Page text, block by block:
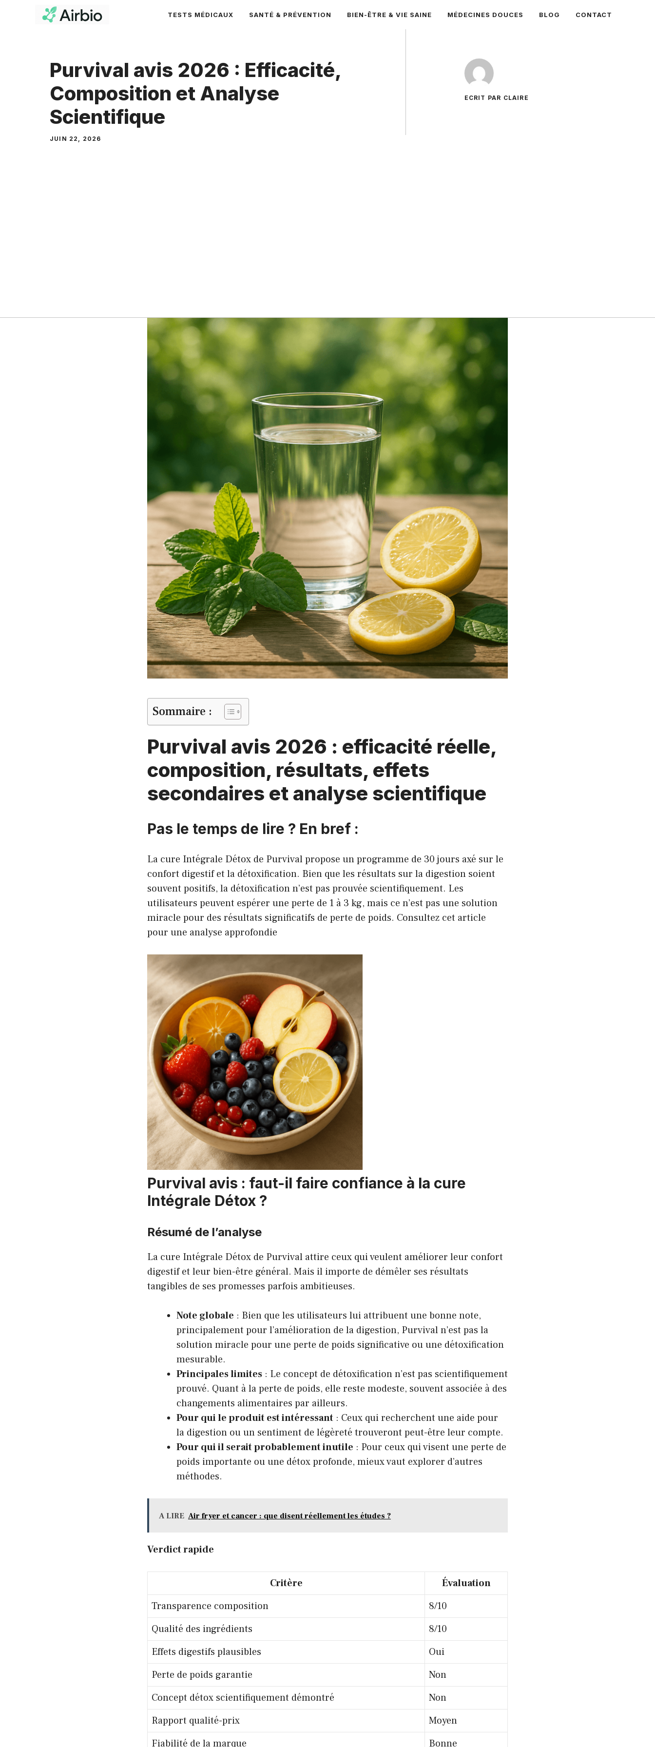
TESTS MÉDICAUX SANTÉ & PRÉVENTION BIEN-ÊTRE & VIE SAINE MÉDECINES DOUCES BLOG CONTACT
Purvival avis 2026 : Efficacité,
Composition et Analyse
Scientifique
JUIN 22, 2026
ECRIT PAR CLAIRE
Sommaire :
Purvival avis 2026 : efficacité réelle,
composition, résultats, effets
secondaires et analyse scientifique
Pas le temps de lire ? En bref :
La cure Intégrale Détox de Purvival propose un programme de 30 jours axé sur le
confort digestif et la détoxification. Bien que les résultats sur la digestion soient
souvent positifs, la détoxification n’est pas prouvée scientifiquement. Les
utilisateurs peuvent espérer une perte de 1 à 3 kg, mais ce n’est pas une solution
miracle pour des résultats significatifs de perte de poids. Consultez cet article
pour une analyse approfondie
Purvival avis : faut-il faire confiance à la cure
Intégrale Détox ?
Résumé de l’analyse
La cure Intégrale Détox de Purvival attire ceux qui veulent améliorer leur confort
digestif et leur bien-être général. Mais il importe de démêler ses résultats
tangibles de ses promesses parfois ambitieuses.
Note globale : Bien que les utilisateurs lui attribuent une bonne note,
principalement pour l’amélioration de la digestion, Purvival n’est pas la
solution miracle pour une perte de poids significative ou une détoxification
mesurable.
Principales limites : Le concept de détoxification n’est pas scientifiquement
prouvé. Quant à la perte de poids, elle reste modeste, souvent associée à des
changements alimentaires par ailleurs.
Pour qui le produit est intéressant : Ceux qui recherchent une aide pour
la digestion ou un sentiment de légèreté trouveront peut-être leur compte.
Pour qui il serait probablement inutile : Pour ceux qui visent une perte de
poids importante ou une détox profonde, mieux vaut explorer d’autres
méthodes.
A LIRE Air fryer et cancer : que disent réellement les études ?
Verdict rapide
Critère
Évaluation
Transparence composition
8/10
Qualité des ingrédients
8/10
Effets digestifs plausibles
Oui
Perte de poids garantie
Non
Concept détox scientifiquement démontré
Non
Rapport qualité-prix
Moyen
Fiabilité de la marque
Bonne